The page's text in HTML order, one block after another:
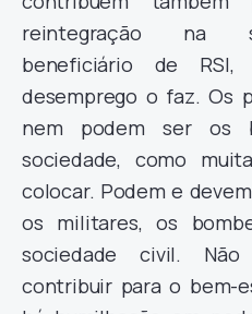
reintegração na
beneficiário de
desemprego o faz. Os
nem podem ser os
sociedade, como
colocar. Podem e
os militares, os
sociedade civil.
contribuir para o bem-